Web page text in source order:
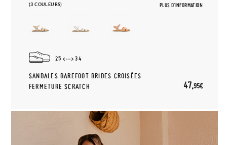
(3 COULEURS) PLUS D'INFORMATION
25 34
SANDALES BAREFOOT BRIDES CROISÉES
FERMETURE SCRATCH
47,95€